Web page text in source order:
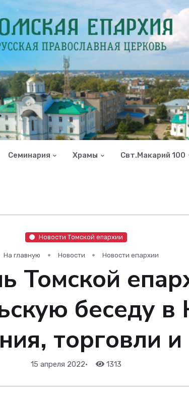
Семинария Храмы Свт.Макарий 100
Новости Томской епархии
На главную Новости Новости епархии
Томской
беседу
торговли
15 апреля 2022• 1313